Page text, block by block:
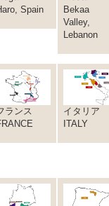
Spain
Bekaa
Valley,
Lebanon
ランス
イタリア
ITALY